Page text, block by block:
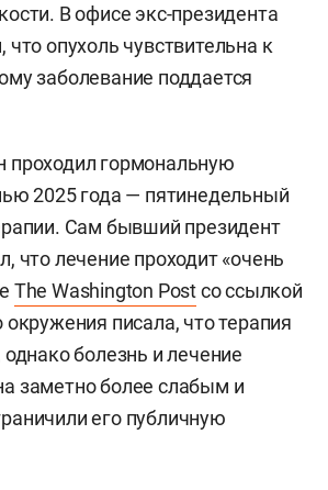
В офисе экс-президента
что опухоль чувствительна к
заболевание поддается
проходил гормональную
2025 года — пятинедельный
Сам бывший президент
что лечение проходит «очень
The Washington Postсо ссылкой
писала, что терапия
однако болезнь и лечение
заметно более слабым и
его публичную